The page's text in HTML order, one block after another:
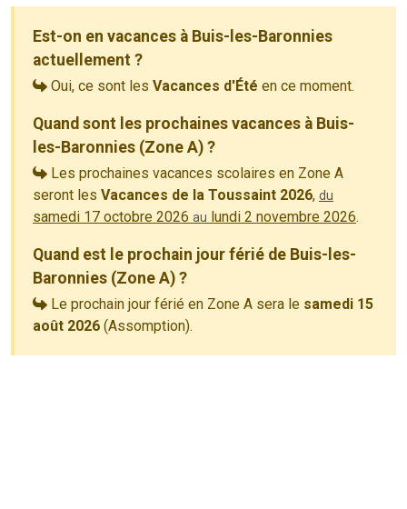
Est-on en vacances à Buis-les-Baronnies
actuellement ?
Oui, ce sont les Vacances d'Été en ce moment.
Quand sont les prochaines vacances à Buis-
les-Baronnies (Zone A) ?
Les prochaines vacances scolaires en Zone A
seront les Vacances de la Toussaint 2026, du
samedi 17 octobre 2026 au lundi 2 novembre 2026.
Quand est le prochain jour férié de Buis-les-
Baronnies (Zone A) ?
Le prochain jour férié en Zone A sera le samedi 15
août 2026 (Assomption).